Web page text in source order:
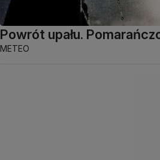
Powrót upału.
METEO